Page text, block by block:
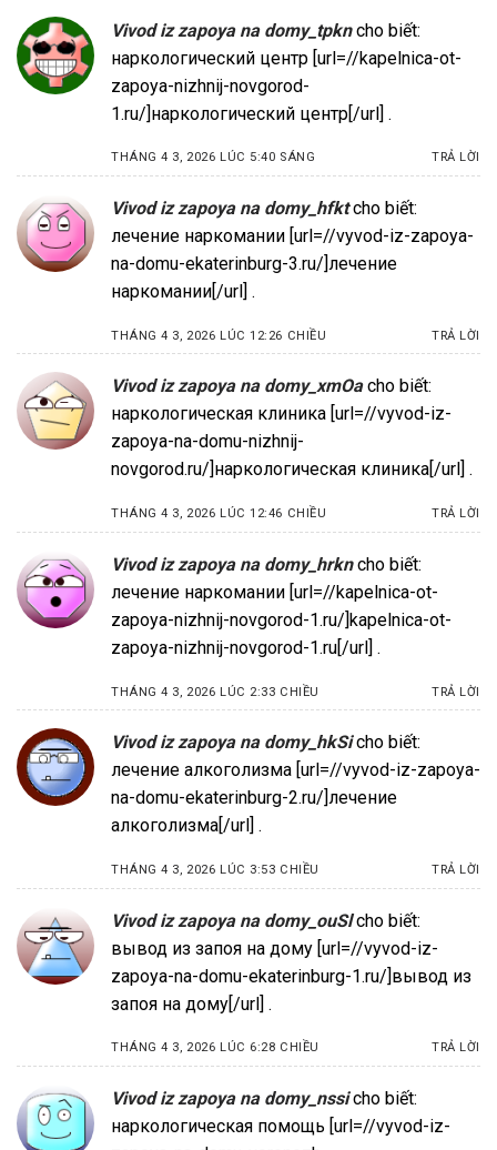
Vivod iz zapoya na domy_tpkn cho biết:
наркологический центр [url=//kapelnica-ot-
zapoya-nizhnij-novgorod-
1.ru/]наркологический центр[/url] .
THÁNG 4 3, 2026 LÚC 5:40 SÁNG TRẢ LỜI
Vivod iz zapoya na domy_hfkt cho biết:
лечение наркомании [url=//vyvod-iz-zapoya-
na-domu-ekaterinburg-3.ru/]лечение
наркомании[/url] .
THÁNG 4 3, 2026 LÚC 12:26 CHIỀU TRẢ LỜI
Vivod iz zapoya na domy_xmOa cho biết:
наркологическая клиника [url=//vyvod-iz-
zapoya-na-domu-nizhnij-
novgorod.ru/]наркологическая клиника[/url] .
THÁNG 4 3, 2026 LÚC 12:46 CHIỀU TRẢ LỜI
Vivod iz zapoya na domy_hrkn cho biết:
лечение наркомании [url=//kapelnica-ot-
zapoya-nizhnij-novgorod-1.ru/]kapelnica-ot-
zapoya-nizhnij-novgorod-1.ru[/url] .
THÁNG 4 3, 2026 LÚC 2:33 CHIỀU TRẢ LỜI
Vivod iz zapoya na domy_hkSi cho biết:
лечение алкоголизма [url=//vyvod-iz-zapoya-
na-domu-ekaterinburg-2.ru/]лечение
алкоголизма[/url] .
THÁNG 4 3, 2026 LÚC 3:53 CHIỀU TRẢ LỜI
Vivod iz zapoya na domy_ouSl cho biết:
вывод из запоя на дому [url=//vyvod-iz-
zapoya-na-domu-ekaterinburg-1.ru/]вывод из
запоя на дому[/url] .
THÁNG 4 3, 2026 LÚC 6:28 CHIỀU TRẢ LỜI
Vivod iz zapoya na domy_nssi cho biết:
наркологическая помощь [url=//vyvod-iz-